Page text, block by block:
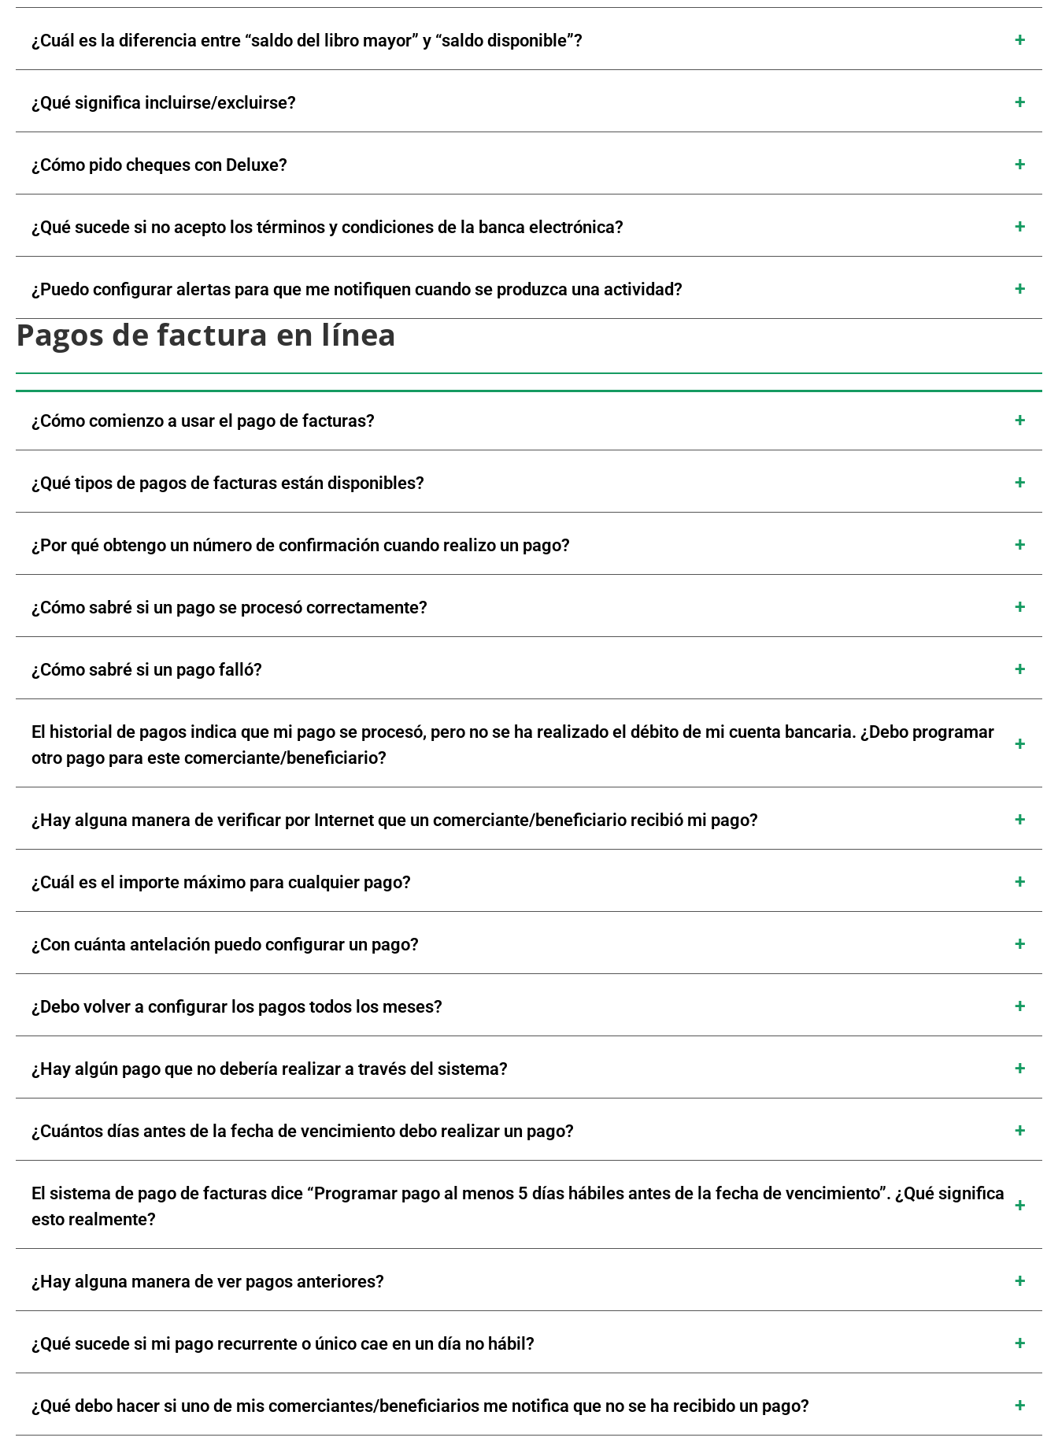
¿Cuál es la diferencia entre “saldo del libro mayor” y “saldo disponible”?
¿Qué significa incluirse/excluirse?
¿Cómo pido cheques con Deluxe?
¿Qué sucede si no acepto los términos y condiciones de la banca electrónica?
¿Puedo configurar alertas para que me notifiquen cuando se produzca una actividad?
Pagos de factura en línea
¿Cómo comienzo a usar el pago de facturas?
¿Qué tipos de pagos de facturas están disponibles?
¿Por qué obtengo un número de confirmación cuando realizo un pago?
¿Cómo sabré si un pago se procesó correctamente?
¿Cómo sabré si un pago falló?
El historial de pagos indica que mi pago se procesó, pero no se ha realizado el débito de mi cuenta bancaria. ¿Debo programar
otro pago para este comerciante/beneficiario?
¿Hay alguna manera de verificar por Internet que un comerciante/beneficiario recibió mi pago?
¿Cuál es el importe máximo para cualquier pago?
¿Con cuánta antelación puedo configurar un pago?
¿Debo volver a configurar los pagos todos los meses?
¿Hay algún pago que no debería realizar a través del sistema?
¿Cuántos días antes de la fecha de vencimiento debo realizar un pago?
El sistema de pago de facturas dice “Programar pago al menos 5 días hábiles antes de la fecha de vencimiento”. ¿Qué significa
esto realmente?
¿Hay alguna manera de ver pagos anteriores?
¿Qué sucede si mi pago recurrente o único cae en un día no hábil?
¿Qué debo hacer si uno de mis comerciantes/beneficiarios me notifica que no se ha recibido un pago?